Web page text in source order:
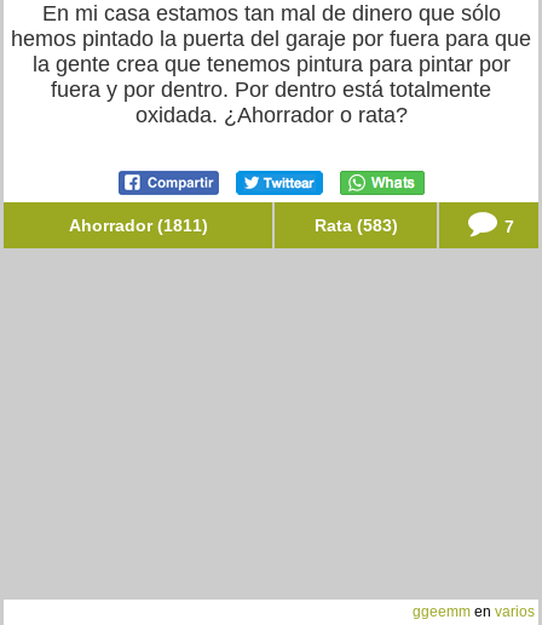
En mi casa estamos tan mal de dinero que sólo
hemos pintado la puerta del garaje por fuera para que
la gente crea que tenemos pintura para pintar por
fuera y por dentro. Por dentro está totalmente
oxidada. ¿Ahorrador o rata?
Ahorrador (1811) Rata (583) 7
ggeemm en varios